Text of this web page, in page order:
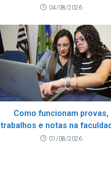
04/08/2026
Como funcionam provas,
trabalhos e notas na
01/08/2026